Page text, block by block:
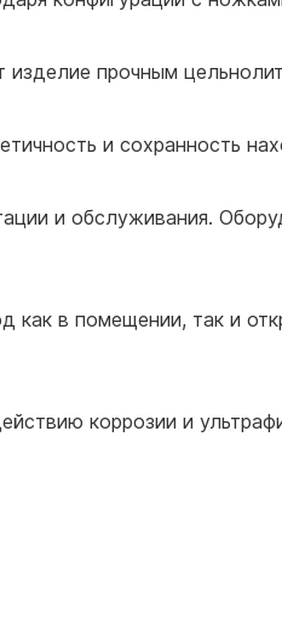
изделие прочным
и сохранность
и обслуживания.
как в помещении, так и
коррозии и